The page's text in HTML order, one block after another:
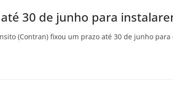
30 de junho para
(Contran) fixou um prazo até 30 de junho para